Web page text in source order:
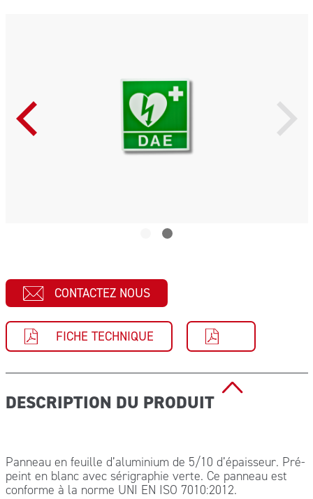
CONTACTEZ NOUS
FICHE TECHNIQUE
DESCRIPTION DU PRODUIT
Panneau en feuille d’aluminium de 5/10 d’épaisseur. Pré-
peint en blanc avec sérigraphie verte. Ce panneau est
conforme à la norme UNI EN ISO 7010:2012.